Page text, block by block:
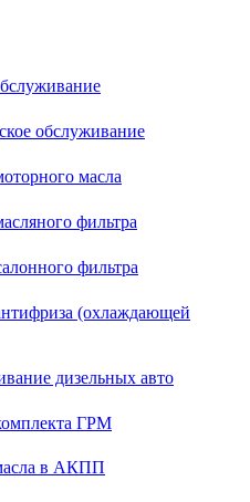
обслуживание
масла
фильтра
фильтра
(охлаждающей
дизельных авто
ГРМ
в АКПП